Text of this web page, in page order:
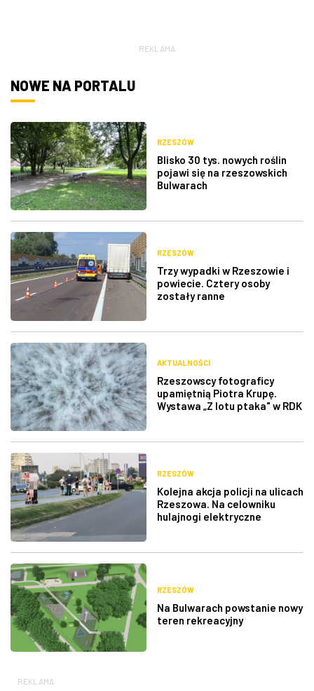
REKLAMA
NOWE NA PORTALU
RZESZÓW
Blisko 30 tys. nowych roślin
pojawi się na rzeszowskich
Bulwarach
RZESZÓW
Trzy wypadki w Rzeszowie i
powiecie. Cztery osoby
zostały ranne
AKTUALNOŚCI
Rzeszowscy fotograficy
upamiętnią Piotra Krupę.
Wystawa „Z lotu ptaka" w RDK
RZESZÓW
Kolejna akcja policji na ulicach
Rzeszowa. Na celowniku
hulajnogi elektryczne
RZESZÓW
Na Bulwarach powstanie nowy
teren rekreacyjny
REKLAMA